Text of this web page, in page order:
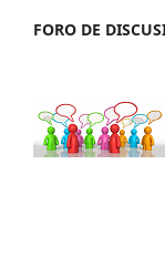
FORO DE